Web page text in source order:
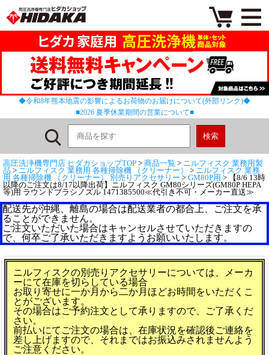
◆令和8年熊本地震の影響によるお荷物のお届けについて(外部リンク)◆
■2026 夏季休業期間の営業について■
高圧洗浄機専門店 ヒダカショップTOP > 商品一覧 > ニルフィスク 業務用製
品 > ニルフィスク 業務用 各種掃除機 （クリーナー） > ニルフィスク 業務
用 各種掃除機 （クリーナー） 別売りアクセサリー > GM80P用 > 【8/6 13時
以降のご注文は8/17以降出荷】ニルフィスク GM80シリーズ(GM80P HEPA
等)用 ラウンドブラシノズル 1471385500≪代引き不可・メーカー直送≫
配送先が沖縄、離島の場合は配送業者の都合上、ご注文を承
ることができません。
ご注文いただいた場合はキャンセルさせていただきますの
で、何卒ご了承いただきますようお願いいたします。
ニルフィスクの別売りアクセサリーについては、メーカ
ーにて在庫を切らしている場合
お取り寄せに一か月から二か月ほどお時間をいただくこ
とがございます。
その場合はご予約注文として承りますので、ご了承くだ
さい。
前払いにてご注文の場合は、在庫状況を確認後ご連絡を
差し上げますので、それまではお振込みされませんよう
ご注意ください。